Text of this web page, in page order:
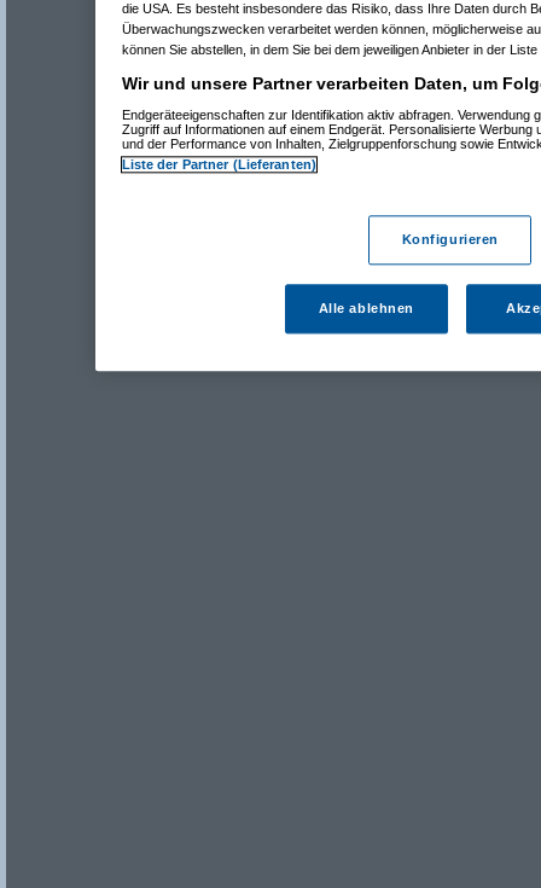
die USA. Es besteht insbesondere das Risiko, dass Ihre Daten durch
Überwachungszwecken verarbeitet werden können, möglicherweise
können Sie abstellen, in dem Sie bei dem jeweiligen Anbieter in der
Wir und unsere Partner verarbeiten Daten, um
Endgeräteeigenschaften zur Identifikation aktiv abfragen. Verwendung
Zugriff auf Informationen auf einem Endgerät. Personalisierte Werbung
und der Performance von Inhalten, Zielgruppenforschung sowie
Liste der Partner (Lieferanten)
Konfigurieren
Alle ablehnen